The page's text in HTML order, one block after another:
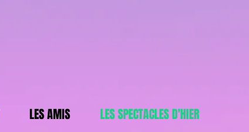
LES AMIS LES SPECTACLES D'HIER